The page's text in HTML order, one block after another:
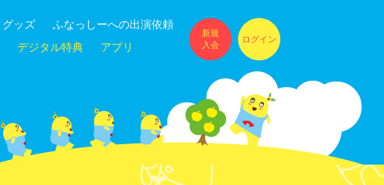
グッズ
ふなっしーへの出演依頼
デジタル特典 アプリ
新規
入会
ログイン